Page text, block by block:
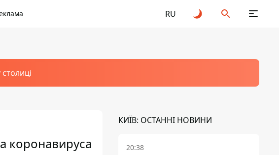
RU
коронавируса
КИЇВ: ОСТАННІ НОВИНИ
20:38